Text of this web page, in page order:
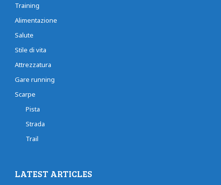
Training
Alimentazione
Salute
Stile di vita
Attrezzatura
Gare running
Scarpe
Pista
Strada
Trail
LATEST ARTICLES